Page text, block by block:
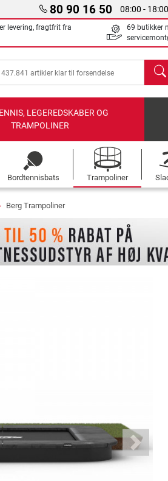
80 90 16 50 08:00 - 18:00
levering, fragtfrit fra
69 butikker
søg
LEGEREDSKABER OG
TRAMPOLINER
Bordtennisbats Trampoliner
Berg Trampoliner
Next